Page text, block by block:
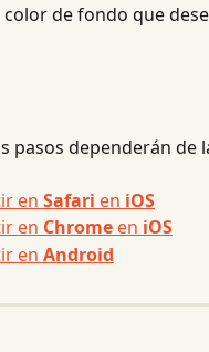
color de fondo que
pasos dependerán
en Safari en iOS
en Chrome en iOS
en Android